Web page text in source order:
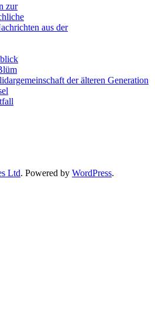
zur
aus der
der älteren Generation
Ltd. Powered by WordPress.